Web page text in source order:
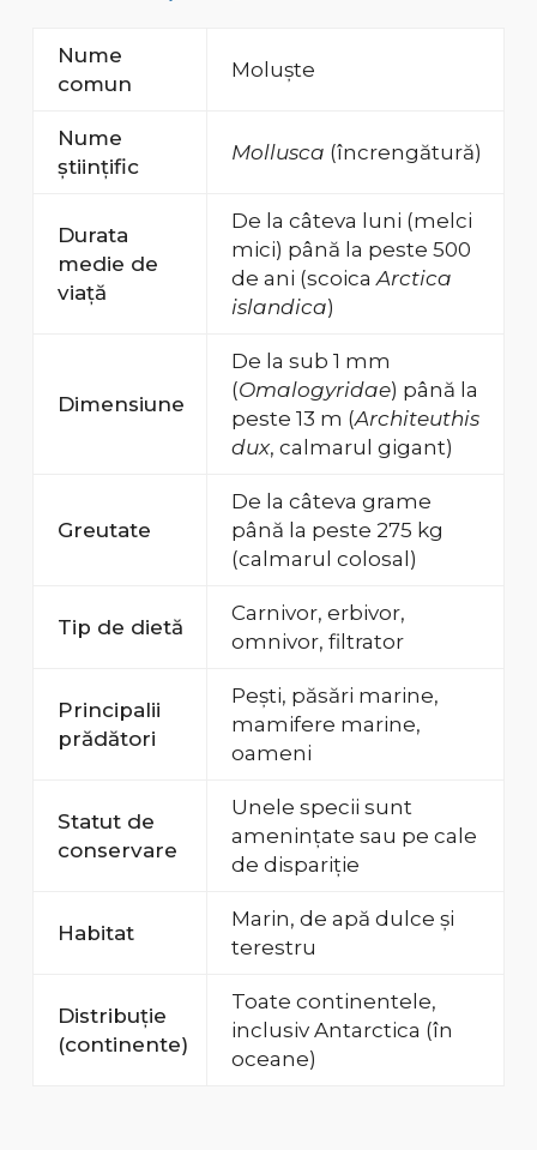
Nume
comun
Moluște
Nume
științific
Mollusca (încrengătură)
Durata
medie de
viață
De la câteva luni (melci
mici) până la peste 500
de ani (scoicaArctica
islandica)
Dimensiune
De la sub 1 mm
(Omalogyridae) până la
peste 13 m (Architeuthis
dux, calmarul gigant)
Greutate
De la câteva grame
până la peste 275 kg
(calmarul colosal)
Tip de dietă
Carnivor, erbivor,
omnivor, filtrator
Principalii
prădători
Pești, păsări marine,
mamifere marine,
oameni
Statut de
conservare
Unele specii sunt
amenințate sau pe cale
de dispariție
Habitat
Marin, de apă dulce și
terestru
Distribuție
(continente)
Toate continentele,
inclusiv Antarctica (în
oceane)